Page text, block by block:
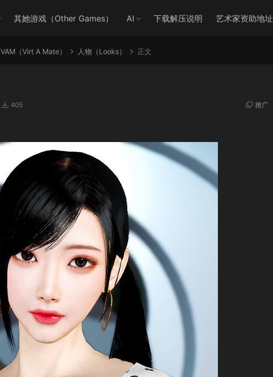
其她游戏（Other Games） AI 下载解压说明 艺术家资助地址
VAM（Virt A Mate） 人物（Looks） 正文
405 推广